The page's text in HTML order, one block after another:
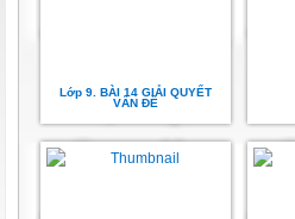
Lớp 9. BÀI 14 GIẢI QUYẾT
VẤN ĐỀ